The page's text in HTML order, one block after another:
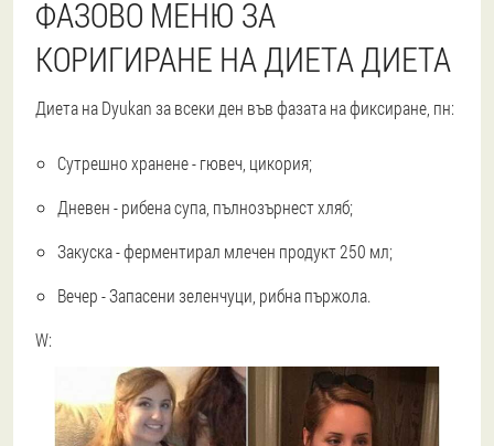
ФАЗОВО МЕНЮ ЗА
КОРИГИРАНЕ НА ДИЕТА ДИЕТА
Диета на Dyukan за всеки ден във фазата на фиксиране, пн:
Сутрешно хранене - гювеч, цикория;
Дневен - рибена супа, пълнозърнест хляб;
Закуска - ферментирал млечен продукт 250 мл;
Вечер - Запасени зеленчуци, рибна пържола.
W: